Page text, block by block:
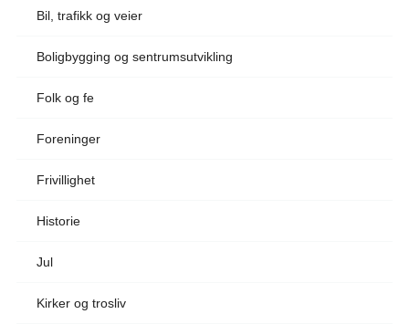
Bil, trafikk og veier
Boligbygging og sentrumsutvikling
Folk og fe
Foreninger
Frivillighet
Historie
Jul
Kirker og trosliv